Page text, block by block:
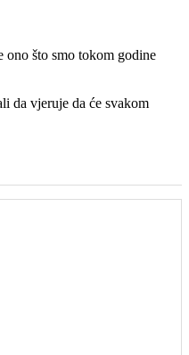
ono što smo tokom godine
da vjeruje da će svakom